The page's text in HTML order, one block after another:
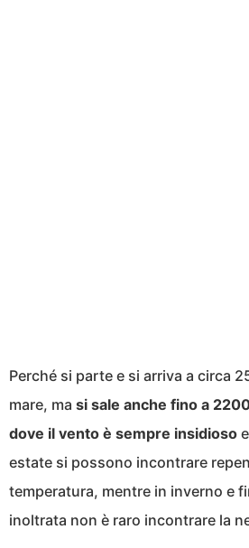
Perché si parte e si arriva a circa
mare, ma si sale anche fino a
dove il vento è sempre insidioso
estate si possono incontrare
temperatura, mentre in inverno e
inoltrata non è raro incontrare la